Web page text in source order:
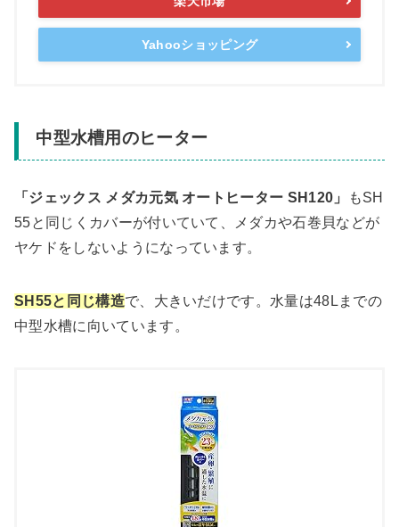
Yahooショッピング
中型水槽用のヒーター
「ジェックス メダカ元気 オートヒーター SH120」
もSH
55と同じくカバーが付いていて、メダカや石巻貝などが
ヤケドをしないようになっています。
SH55と同じ構造で、大きいだけです。水量は48Lまでの
中型水槽に向いています。